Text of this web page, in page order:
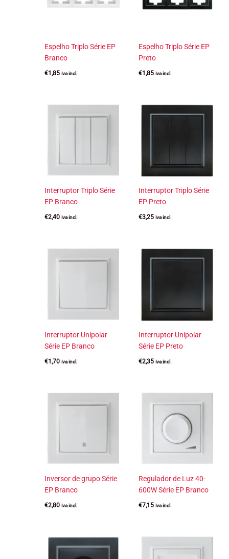
Espelho Triplo Série EP
Branco
€1,85 iva incl.
Espelho Triplo Série EP
Preto
€1,85 iva incl.
Interruptor Triplo Série
EP Branco
€2,40 iva incl.
Interruptor Triplo Série
EP Preto
€3,25 iva incl.
Interruptor Unipolar
Série EP Branco
€1,70 iva incl.
Interruptor Unipolar
Série EP Preto
€2,35 iva incl.
Inversor de grupo Série
EP Branco
€2,80 iva incl.
Regulador de Luz 40-
600W Série EP Branco
€7,15 iva incl.